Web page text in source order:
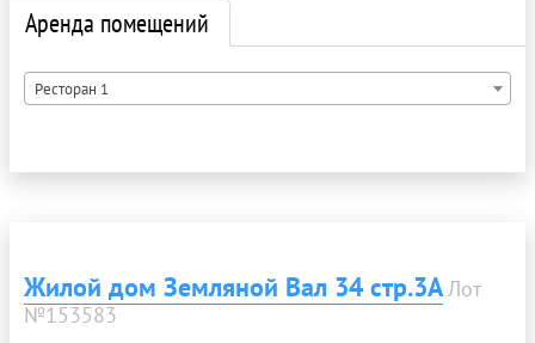
Аренда помещений
Ресторан 1
Жилой дом Земляной Вал 34 стр.3АЛот
№153583